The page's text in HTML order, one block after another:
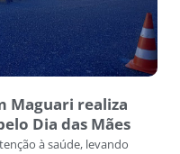
Maguari realiza
Dia das Mães
à saúde, levando